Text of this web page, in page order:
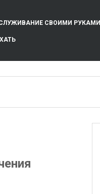
СВОИМИ РУКАМИ